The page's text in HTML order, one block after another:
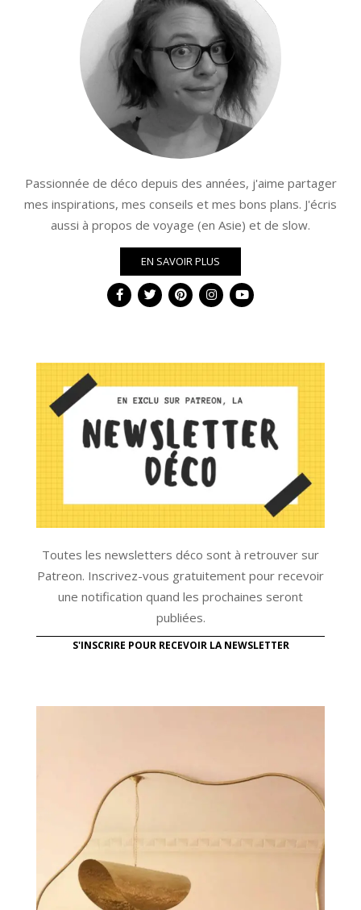
Passionnée de déco depuis des années, j'aime partager
mes inspirations, mes conseils et mes bons plans. J'écris
aussi à propos de voyage (en Asie) et de slow.
EN SAVOIR PLUS
Toutes les newsletters déco sont à retrouver sur
Patreon. Inscrivez-vous gratuitement pour recevoir
une notification quand les prochaines seront
publiées.
S'INSCRIRE POUR RECEVOIR LA NEWSLETTER